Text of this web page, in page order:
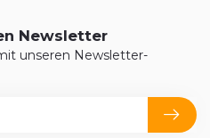
Newsletter
unseren Newsletter-